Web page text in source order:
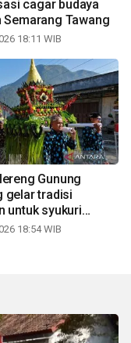
cagar budaya
Semarang Tawang
18:11 WIB
Gunung
gelar tradisi
untuk syukuri
18:54 WIB